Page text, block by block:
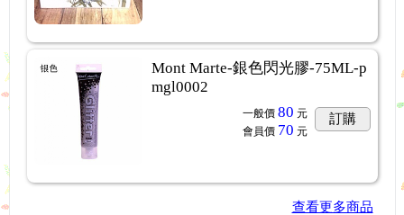
Mont Marte-銀色閃光膠-75ML-p
mgl0002
一般價 80 元
會員價 70 元
訂購
查看更多商品